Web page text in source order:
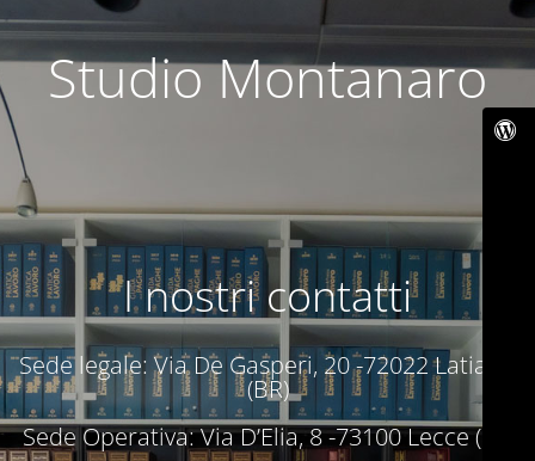
Studio Montanaro
I nostri contatti
Sede legale: Via De Gasperi, 20 -72022 Latiano
(BR)
Sede Operativa: Via D’Elia, 8 -73100 Lecce (LE)